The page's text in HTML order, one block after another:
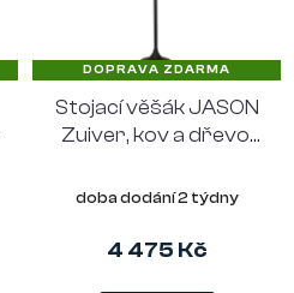
DOPRAVA ZDARMA
Stojací věšák JASON
Zuiver, kov a dřevo,
doba dodání 2 týdny
4 475 Kč